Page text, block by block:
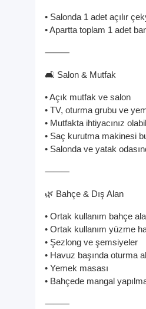
• Salonda 1 adet açılır
• Apartta toplam 1 adet
⸻
🛋️ Salon & Mutfak
• Açık mutfak ve salon
• TV, oturma grubu ve
• Mutfakta ihtiyacınız
• Saç kurutma makinesi
• Salonda ve yatak
⸻
🌿 Bahçe & Dış Alan
• Ortak kullanım bahçe
• Ortak kullanım yüzme
• Şezlong ve şemsiyeler
• Havuz başında oturma
• Yemek masası
• Bahçede mangal
⸻